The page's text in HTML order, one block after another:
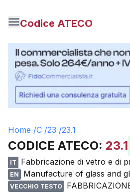
Codice ATECO
Home /C /23 /23.1
CODICE ATECO: 23.1
IT Fabbricazione di vetro e di
EN Manufacture of glass and
VECCHIO TESTO